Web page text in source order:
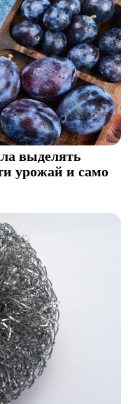
выделять
урожай и само